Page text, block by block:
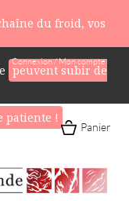
du froid, vos
peuvent subir de
patiente !
Connexion / Mon compte
Panier